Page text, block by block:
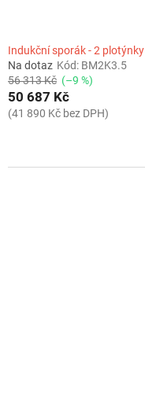
Indukční sporák - 2 plotýnky
Na dotaz Kód: BM2K3.5
56 313 Kč (–9 %)
50 687 Kč
(41 890 Kč bez DPH)